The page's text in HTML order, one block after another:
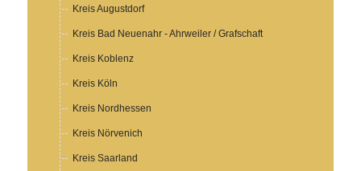
Kreis Augustdorf
Kreis Bad Neuenahr - Ahrweiler / Grafschaft
Kreis Koblenz
Kreis Köln
Kreis Nordhessen
Kreis Nörvenich
Kreis Saarland